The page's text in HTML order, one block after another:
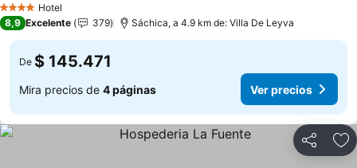
4 EstrellasHotel
8,9 Excelente 379 Sáchica, a 4.9 km de: Villa De Leyva
De $ 145.471
Mira precios de 4 páginas Ver precios
Compartir